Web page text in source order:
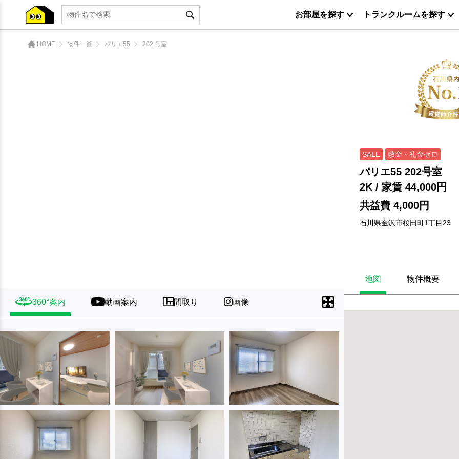
お部屋を探す トランクルームを探す
HOME 物件一覧 パリエ55 202 号室
360°案内 動画案内 間取り 画像
SALE 敷金・礼金ゼロ
パリエ55 202号室
2K / 家賃 44,000円
共益費 4,000円
石川県金沢市桜田町1丁目23
地図 物件概要